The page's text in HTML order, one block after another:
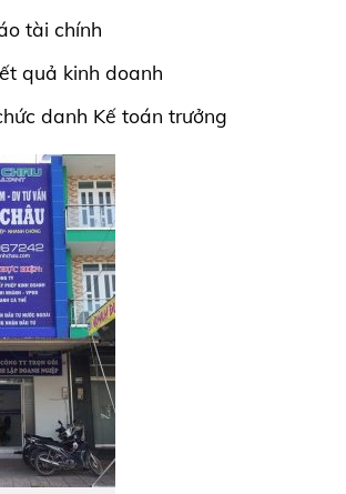
tài chính
quả kinh doanh
danh Kế toán trưởng